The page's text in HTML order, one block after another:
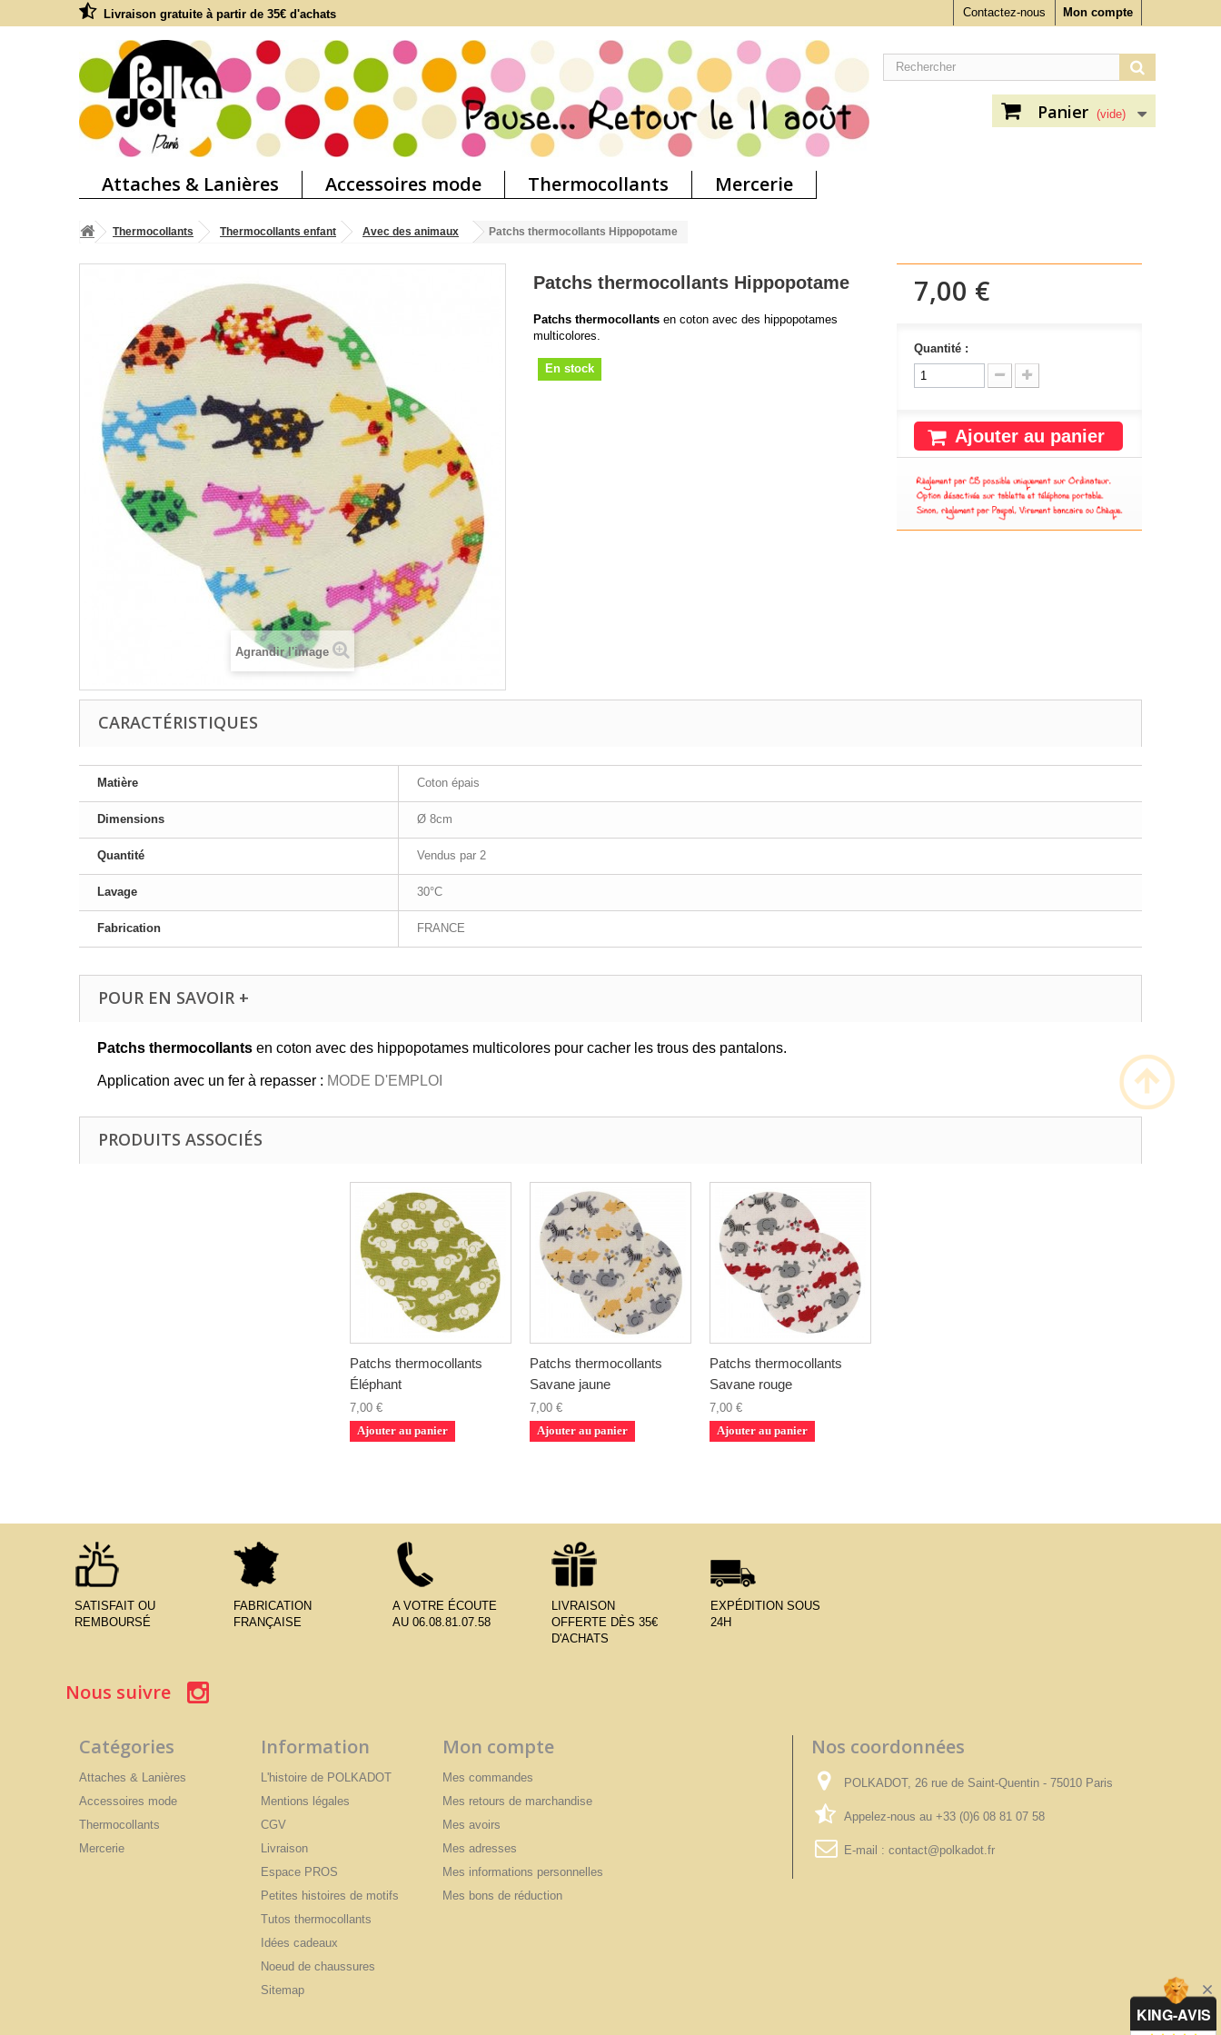
Mon compte
Contactez-nous
Livraison gratuite à partir de 35€ d'achats
Panier (vide)
Attaches & Lanières Accessoires mode Thermocollants Mercerie
Thermocollants Thermocollants enfant Avec des animaux Patchs thermocollants Hippopotame
Agrandir l'image
Patchs thermocollants Hippopotame
Patchs thermocollants en coton avec des hippopotames
multicolores.
En stock
7,00 €
Quantité :
Ajouter au panier
CARACTÉRISTIQUES
Matière Coton épais
Dimensions Ø 8cm
Quantité Vendus par 2
Lavage 30°C
Fabrication FRANCE
POUR EN SAVOIR +
Patchs thermocollants en coton avec des hippopotames multicolores pour cacher les trous des pantalons.
Application avec un fer à repasser : MODE D'EMPLOI
PRODUITS ASSOCIÉS
Patchs thermocollants
Éléphant
7,00 €
Ajouter au panier
Patchs thermocollants
Savane jaune
7,00 €
Ajouter au panier
Patchs thermocollants
Savane rouge
7,00 €
Ajouter au panier
SATISFAIT OU
REMBOURSÉ
FABRICATION
FRANÇAISE
A VOTRE ÉCOUTE
AU 06.08.81.07.58
LIVRAISON
OFFERTE DÈS 35€
D'ACHATS
EXPÉDITION SOUS
24H
Nous suivre
Catégories
Attaches & Lanières
Accessoires mode
Thermocollants
Mercerie
Information
L'histoire de POLKADOT
Mentions légales
CGV
Livraison
Espace PROS
Petites histoires de motifs
Tutos thermocollants
Idées cadeaux
Noeud de chaussures
Sitemap
Mon compte
Mes commandes
Mes retours de marchandise
Mes avoirs
Mes adresses
Mes informations personnelles
Mes bons de réduction
Nos coordonnées
POLKADOT, 26 rue de Saint-Quentin - 75010 Paris
Appelez-nous au +33 (0)6 08 81 07 58
E-mail : contact@polkadot.fr
KING-AVIS